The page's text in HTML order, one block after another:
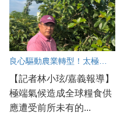
良心驅動農業轉型！太極門弟子守護土地新典範
【記者林小玹/嘉義報導】
極端氣候造成全球糧食供
應遭受前所未有的...